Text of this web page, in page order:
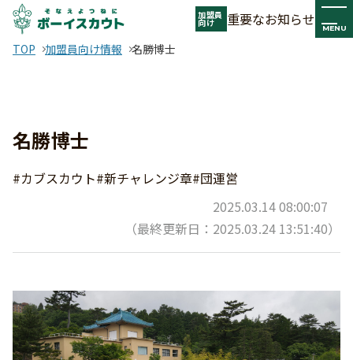
加盟員
向け 重要なお知らせ MENU
TOP 加盟員向け情報 名勝博士
名勝博士
#カブスカウト#新チャレンジ章#団運営
2025.03.14 08:00:07
（最終更新日：2025.03.24 13:51:40）